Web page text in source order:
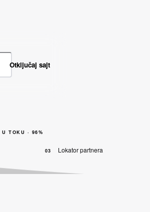
Otključaj sajt
U TOKU · 96%
03 Lokator partnera